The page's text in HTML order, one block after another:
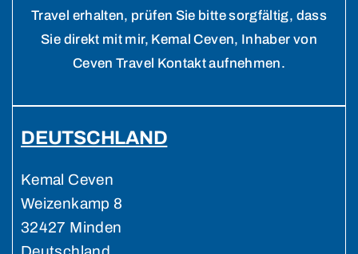
Travel erhalten, prüfen Sie bitte sorgfältig, dass
Sie direkt mit mir, Kemal Ceven, Inhaber von
Ceven Travel Kontakt aufnehmen.
DEUTSCHLAND
Kemal Ceven
Weizenkamp 8
32427 Minden